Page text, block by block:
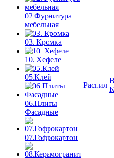
02.Фурнитура
мебельная
03. Кромка
10. Хефеле
05.Клей
06.Плиты
Фасадные
07.Гофрокартон
Распил